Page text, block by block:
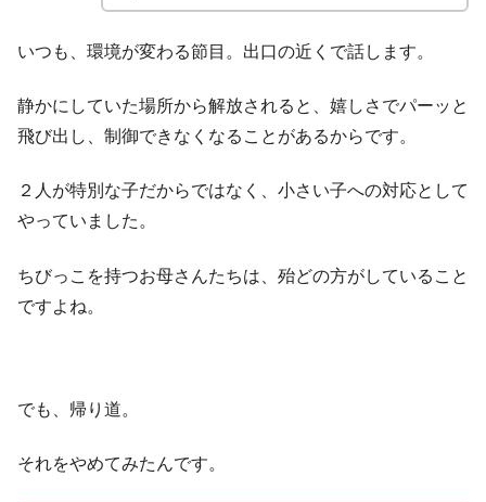
いつも、環境が変わる節目。出口の近くで話します。
静かにしていた場所から解放されると、嬉しさでパーッと
飛び出し、制御できなくなることがあるからです。
２人が特別な子だからではなく、小さい子への対応として
やっていました。
ちびっこを持つお母さんたちは、殆どの方がしていること
ですよね。
でも、帰り道。
それをやめてみたんです。